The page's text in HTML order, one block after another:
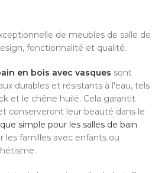
de meubles de salle de
fonctionnalité et qualité.
en bois avec vasques sont
durables et résistants à l'eau, tels
et le chêne huilé. Cela garantit
conserveront leur beauté dans le
simple pour les salles de bain
les familles avec enfants ou